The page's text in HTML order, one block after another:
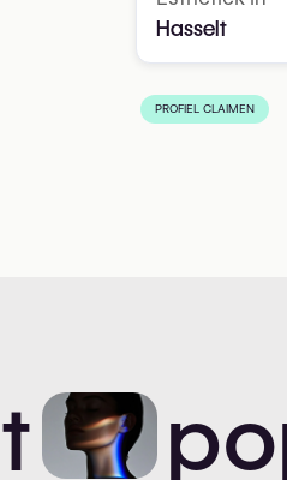
Hasselt
PROFIEL CLAIMEN